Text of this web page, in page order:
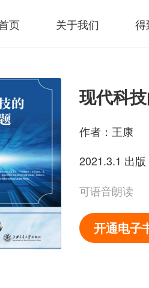
页 关于我们 得
现代科
作者： 王康
2021.3.1 出版
可语音朗读
开通电子